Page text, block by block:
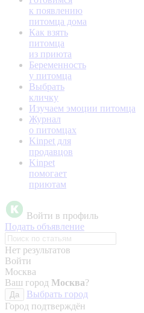
к появлению
питомца дома
Как взять
питомца
из приюта
Беременность
у питомца
Выбрать
кличку
Изучаем эмоции питомца
Журнал
о питомцах
Kinpet для
продавцов
Kinpet
помогает
приютам
Войти в профиль
Подать объявление
Нет результатов
Войти
Москва
Ваш город Москва?
Да
Выбрать город
Город подтверждён